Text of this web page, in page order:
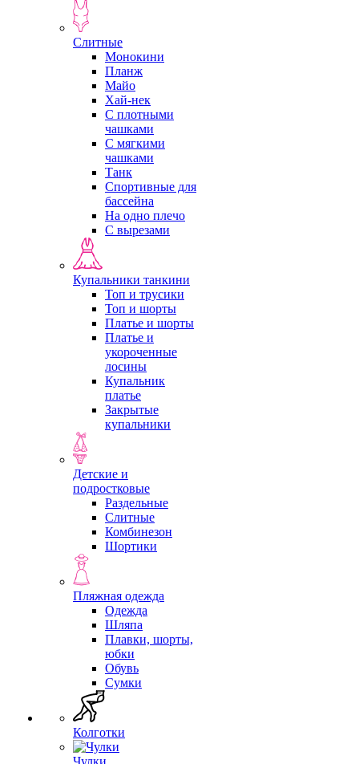
Слитные
Монокини
Планж
Майо
Хай-нек
С плотными
чашками
С мягкими
чашками
Танк
Спортивные для
бассейна
На одно плечо
С вырезами
Купальники танкини
Топ и трусики
Топ и шорты
Платье и шорты
Платье и
укороченные
лосины
Купальник
платье
Закрытые
купальники
Детские и
подростковые
Раздельные
Слитные
Комбинезон
Шортики
Пляжная одежда
Одежда
Шляпа
Плавки, шорты,
юбки
Обувь
Сумки
Колготки
Чулки